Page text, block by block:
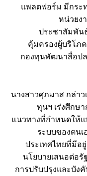
แพลตฟอร์ม มีกระ
หน่วยง
ประชาสัมพัน
คุ้มครองผู้บริโภ
กองทุนพัฒนาสื่อป
นางสาวศุภมาส กล่า
ทุนฯ เร่งศึกษ
แนวทางที่กำหนดให้
ระบบของตน
ประเทศไทยที่มีอ
นโยบายเสนอต่อ
การปรับปรุงและบัง